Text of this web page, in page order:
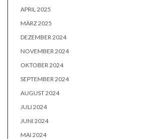
APRIL 2025
MÄRZ 2025
DEZEMBER 2024
NOVEMBER 2024
OKTOBER 2024
SEPTEMBER 2024
AUGUST 2024
JULI 2024
JUNI 2024
MAI 2024